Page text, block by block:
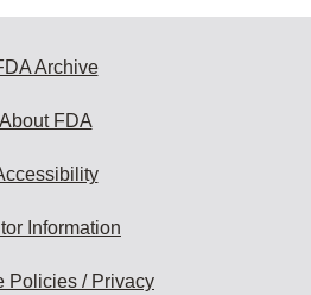
Archive
About FDA
Information
Policies / Privacy